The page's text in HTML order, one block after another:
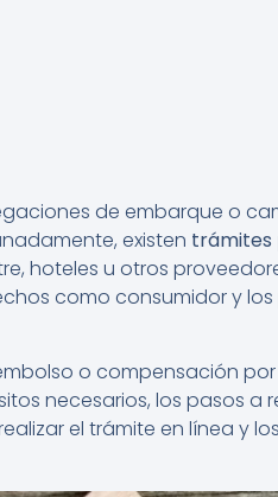
de embarque o
existen trámites
hoteles u otros
como consumidor y
o compensación por
necesarios, los pasos a
el trámite en línea y